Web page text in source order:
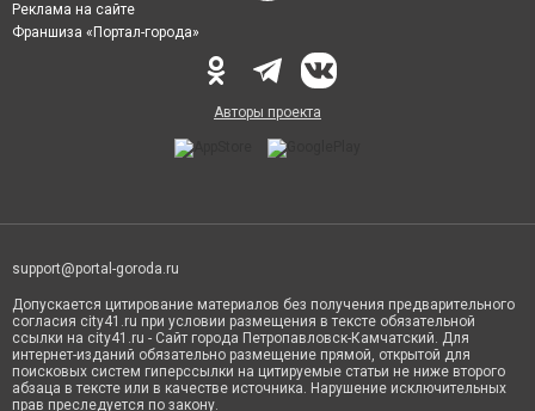
Реклама на сайте
Франшиза «Портал-города»
Авторы проекта
support@portal-goroda.ru
Допускается цитирование материалов без получения предварительного
согласия city41.ru при условии размещения в тексте обязательной
ссылки на city41.ru - Сайт города Петропавловск-Камчатский. Для
интернет-изданий обязательно размещение прямой, открытой для
поисковых систем гиперссылки на цитируемые статьи не ниже второго
абзаца в тексте или в качестве источника. Нарушение исключительных
прав преследуется по закону.